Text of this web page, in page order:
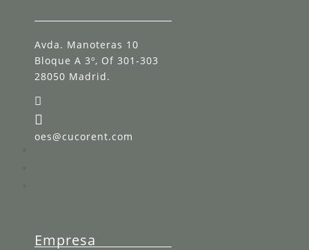
Avda. Manoteras 10
Bloque A 3º, Of 301-303
28050 Madrid.


oes@cucorent.com
Empresa